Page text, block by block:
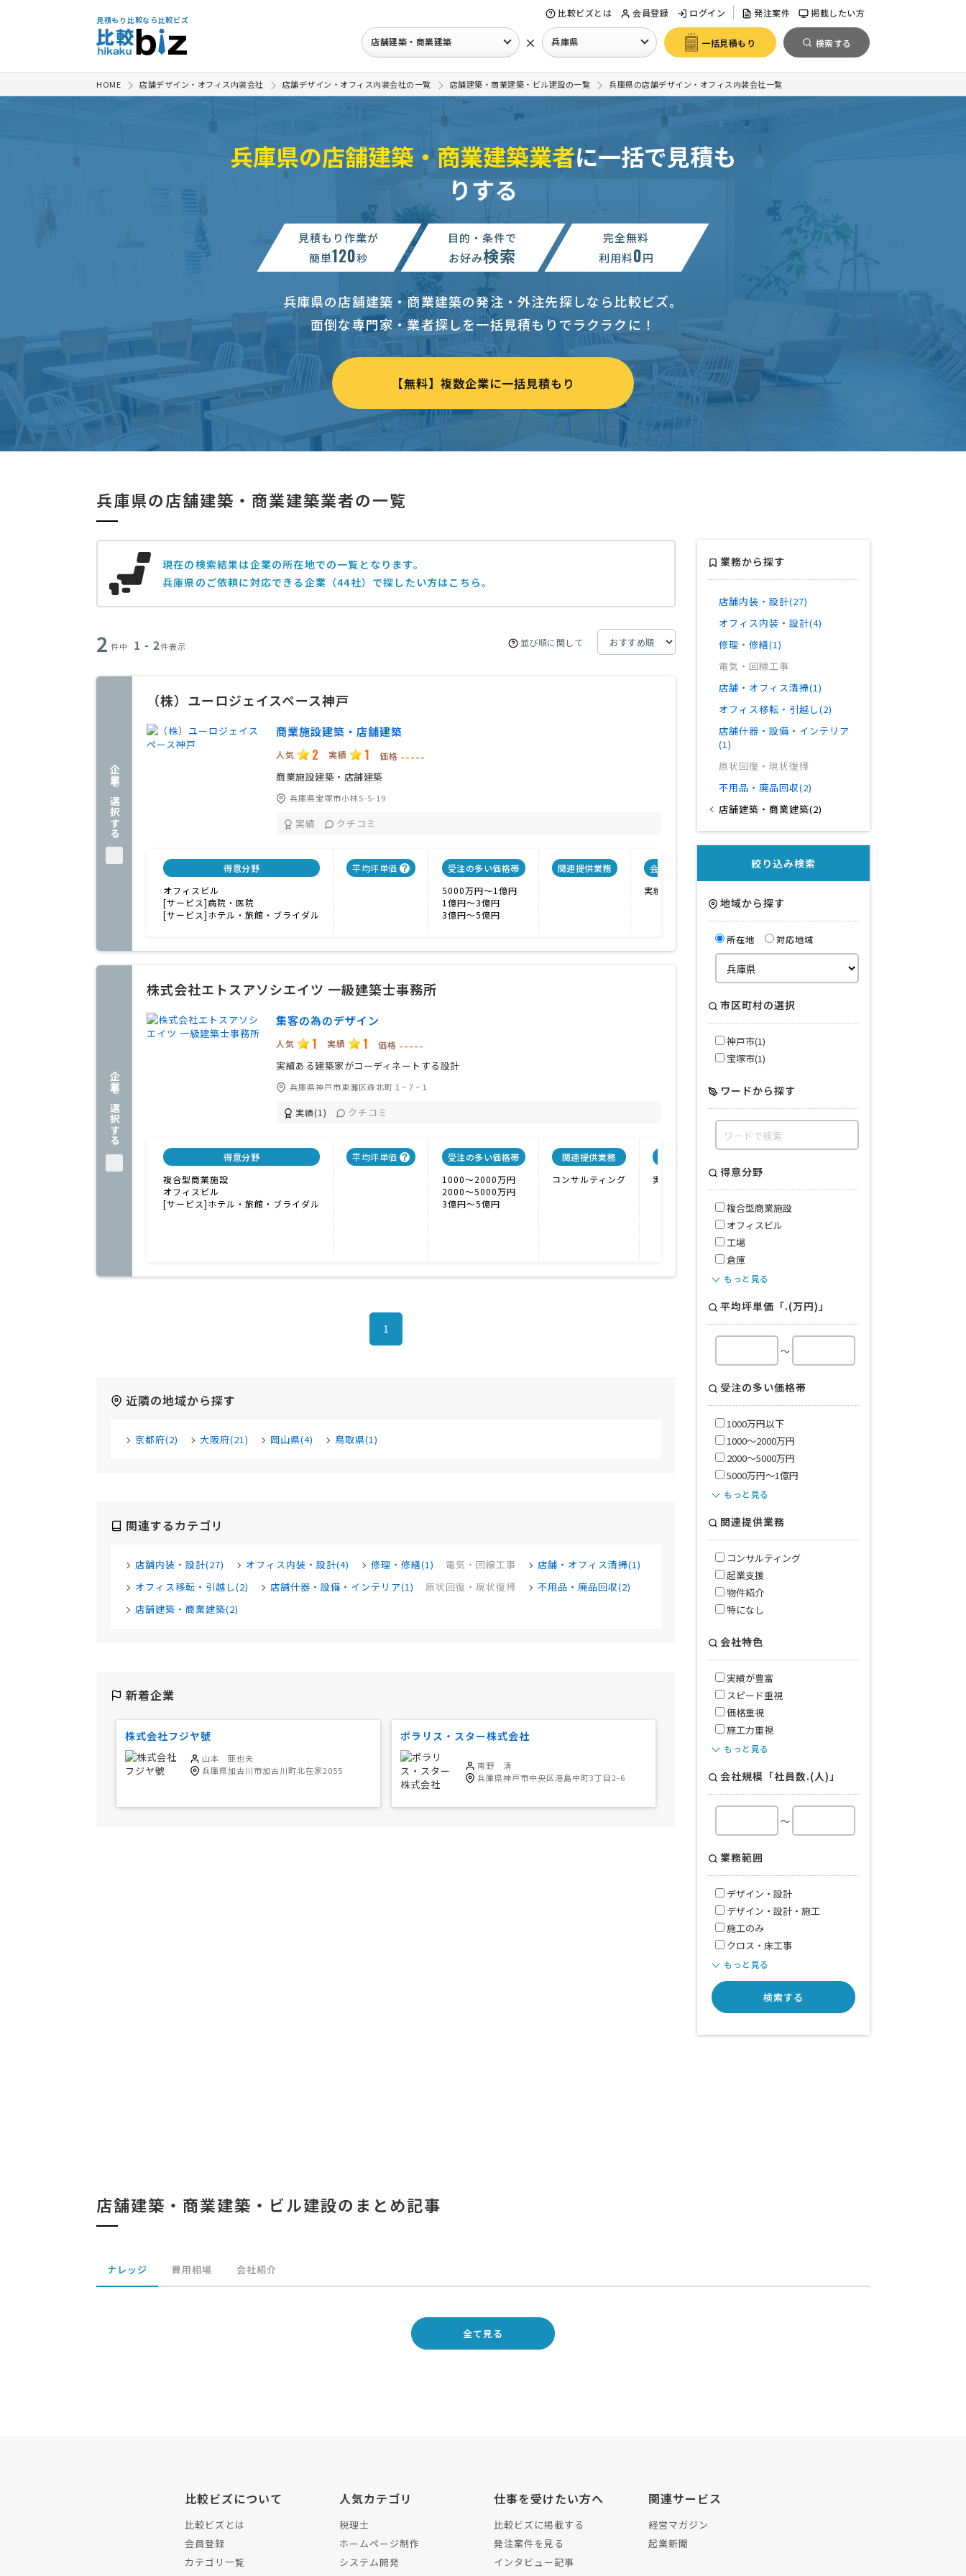
見積もり比較なら比較ビズ
比較ビズとは 会員登録 ログイン 発注案件 掲載したい方
店舗建築・商業建築 × 兵庫県 一括見積もり 検索する
HOME 店舗デザイン・オフィス内装会社 店舗デザイン・オフィス内装会社の一覧 店舗建築・商業建築・ビル建設の一覧 兵庫県の店舗デザイン・オフィス内装会社一覧
兵庫県の店舗建築・商業建築業者に一括で見積も
りする
見積もり作業が
簡単120秒
目的・条件で
お好み検索
完全無料
利用料0円
兵庫県の店舗建築・商業建築の発注・外注先探しなら比較ビズ。
面倒な専門家・業者探しを一括見積もりでラクラクに！
【無料】複数企業に一括見積もり
兵庫県の店舗建築・商業建築業者の一覧
現在の検索結果は企業の所在地での一覧となります。
兵庫県のご依頼に対応できる企業（44社）で探したい方はこちら。
2 件中 1 - 2件表示 並び順に関して
企業を選択する
（株）ユーロジェイスペース神戸
商業施設建築・店舗建築
人気 2 実績 1 価格 -----
商業施設建築・店舗建築
兵庫県宝塚市小林5-5-19
実績 クチコミ
得意分野
オフィスビル
[サービス]病院・医院
[サービス]ホテル・旅館・ブライダル
平均坪単価
受注の多い価格帯
5000万円〜1億円
1億円〜3億円
3億円〜5億円
関連提供業務
会社特色
実績が豊富
会社規模
企業を選択する
株式会社エトスアソシエイツ 一級建築士事務所
集客の為のデザイン
人気 1 実績 1 価格 -----
実績ある建築家がコーディネートする設計
兵庫県神戸市東灘区森北町１−７−１
実績(1) クチコミ
得意分野
複合型商業施設
オフィスビル
[サービス]ホテル・旅館・ブライダル
平均坪単価
受注の多い価格帯
1000〜2000万円
2000〜5000万円
3億円〜5億円
関連提供業務
コンサルティング
実績が豊富
クロス・床工事
1
近隣の地域から探す
京都府(2) 大阪府(21) 岡山県(4) 鳥取県(1)
関連するカテゴリ
店舗内装・設計(27) オフィス内装・設計(4) 修理・修繕(1) 電気・回線工事
店舗・オフィス清掃(1)
オフィス移転・引越し(2)
店舗什器・設備・インテリア(1) 原状回復・現状復帰
不用品・廃品回収(2)
店舗建築・商業建築(2)
新着企業
株式会社フジヤ號
山本 亜也夫
兵庫県加古川市加古川町北在家2055
ポラリス・スター株式会社
南野 清
兵庫県神戸市中央区港島中町3丁目2-6
業務から探す
店舗内装・設計(27)
オフィス内装・設計(4)
修理・修繕(1)
電気・回線工事
店舗・オフィス清掃(1)
オフィス移転・引越し(2)
店舗什器・設備・インテリア
(1)
原状回復・現状復帰
不用品・廃品回収(2)
店舗建築・商業建築(2)
絞り込み検索
地域から探す
所在地 対応地域
市区町村の選択
神戸市(1)
宝塚市(1)
ワードから探す
得意分野
複合型商業施設
オフィスビル
工場
倉庫
もっと見る
平均坪単価「.(万円)」
～
受注の多い価格帯
1000万円以下
1000〜2000万円
2000〜5000万円
5000万円〜1億円
もっと見る
関連提供業務
コンサルティング
起業支援
物件紹介
特になし
会社特色
実績が豊富
スピード重視
価格重視
施工力重視
もっと見る
会社規模「社員数.(人)」
～
業務範囲
デザイン・設計
デザイン・設計・施工
施工のみ
クロス・床工事
もっと見る
検索する
店舗建築・商業建築・ビル建設のまとめ記事
ナレッジ 費用相場 会社紹介
全て見る
比較ビズについて
比較ビズとは
会員登録
カテゴリ一覧
人気カテゴリ
税理士
ホームページ制作
システム開発
仕事を受けたい方へ
比較ビズに掲載する
発注案件を見る
インタビュー記事
関連サービス
経営マガジン
起業新聞